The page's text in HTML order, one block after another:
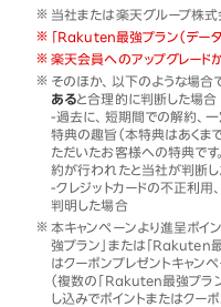
当社または楽天グループ株
「Rakuten最強プラン（デー
楽天会員へのアップグレード
そのほか、以下のような場合
あると合理的に判断した場合
-過去に、短期間での解約、
特典の趣旨（本特典はあくま
ただいたお客様への特典です
約が行われたと当社が判断
-クレジットカードの不正利
判明した場合
本キャンペーンより進呈ポ
強プラン」または「Rakuten
はクーポンプレゼントキャン
（複数の「Rakuten最強プラ
し込みでポイントまたはクー